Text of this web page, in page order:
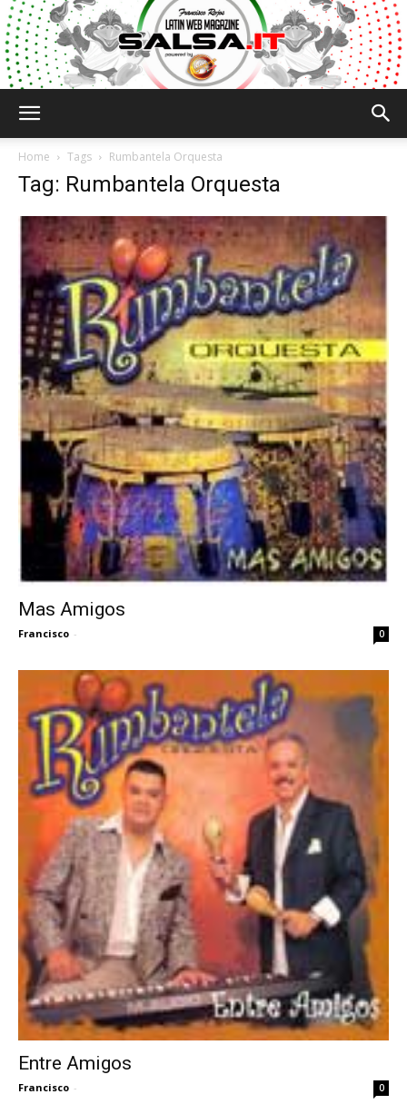
Home Tags Rumbantela Orquesta
Tag: Rumbantela Orquesta
Mas Amigos
Francisco - 0
Entre Amigos
Francisco - 0